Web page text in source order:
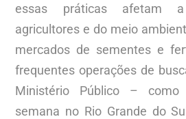
essas práticas afetam
agricultores e do meio
mercados de sementes e
frequentes operações de
Ministério Público –
semana no Rio Grande do